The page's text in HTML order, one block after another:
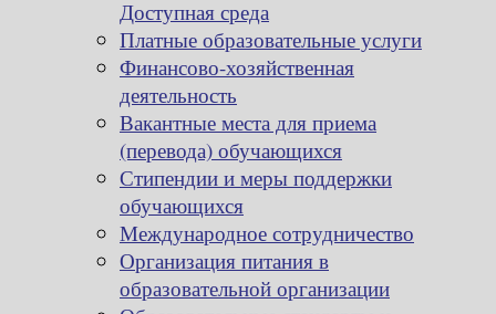
Доступная среда
Платные образовательные услуги
Финансово-хозяйственная
деятельность
Вакантные места для приема
(перевода) обучающихся
Стипендии и меры поддержки
обучающихся
Международное сотрудничество
Организация питания в
образовательной организации